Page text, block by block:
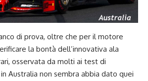
di prova, oltre che per il motore
la bontà dell’innovativa ala
osservata da molti ai test di
Australia non sembra abbia dato quei